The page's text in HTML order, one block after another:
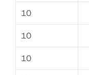
10
10
10